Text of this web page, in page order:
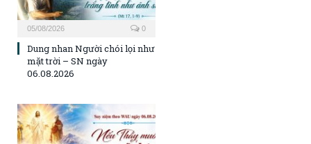
05/08/2026 0
Dung nhan Người chói lọi như
mặt trời – SN ngày
06.08.2026